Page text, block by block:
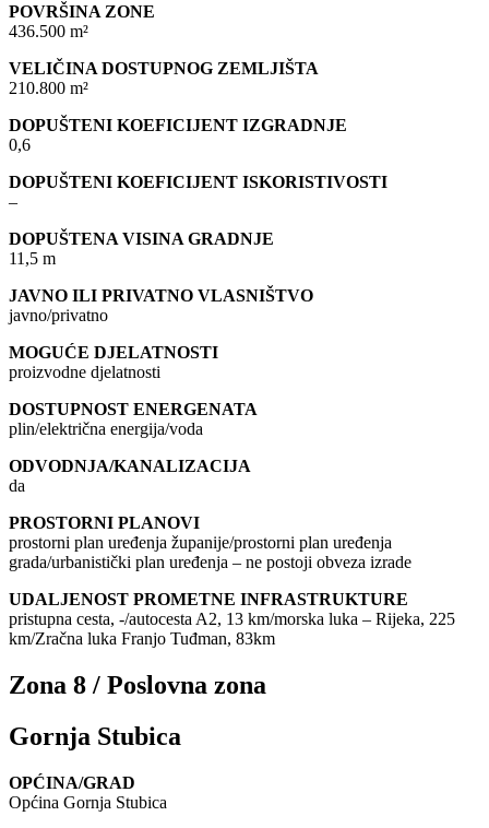
POVRŠINA ZONE
436.500 m²
VELIČINA DOSTUPNOG ZEMLJIŠTA
210.800 m²
DOPUŠTENI KOEFICIJENT IZGRADNJE
0,6
DOPUŠTENI KOEFICIJENT ISKORISTIVOSTI
–
DOPUŠTENA VISINA GRADNJE
11,5 m
JAVNO ILI PRIVATNO VLASNIŠTVO
javno/privatno
MOGUĆE DJELATNOSTI
proizvodne djelatnosti
DOSTUPNOST ENERGENATA
plin/električna energija/voda
ODVODNJA/KANALIZACIJA
da
PROSTORNI PLANOVI
prostorni plan uređenja županije/prostorni plan uređenja
grada/urbanistički plan uređenja – ne postoji obveza izrade
UDALJENOST PROMETNE INFRASTRUKTURE
pristupna cesta, -/autocesta A2, 13 km/morska luka – Rijeka, 225
km/Zračna luka Franjo Tuđman, 83km
Zona 8 / Poslovna zona
Gornja Stubica
OPĆINA/GRAD
Općina Gornja Stubica